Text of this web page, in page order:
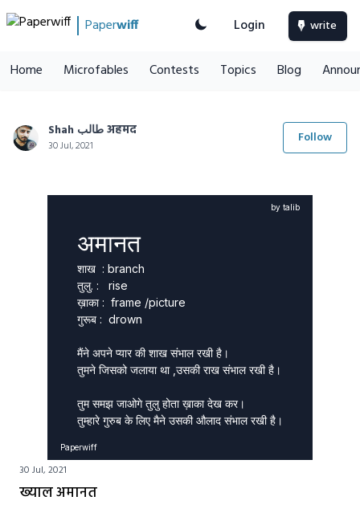
Paperwiff Login write
Home Microfables Contests Topics Blog
Shah طالب अहमद
30 Jul, 2021 Follow
अमानत
शाख  : branch
तुलु. :   rise
ख़ाका :  frame /picture
गुरूब :  drown
मैंने अपने प्यार की शाख संभाल रखी है।
तुमने जिसको जलाया था ,उसकी राख संभाल रखी है।
तुम समझ जाओगे तुलु होता ख़ाका देख कर।
Paperwiff
by talib
30 Jul, 2021
ख्याल अमानत